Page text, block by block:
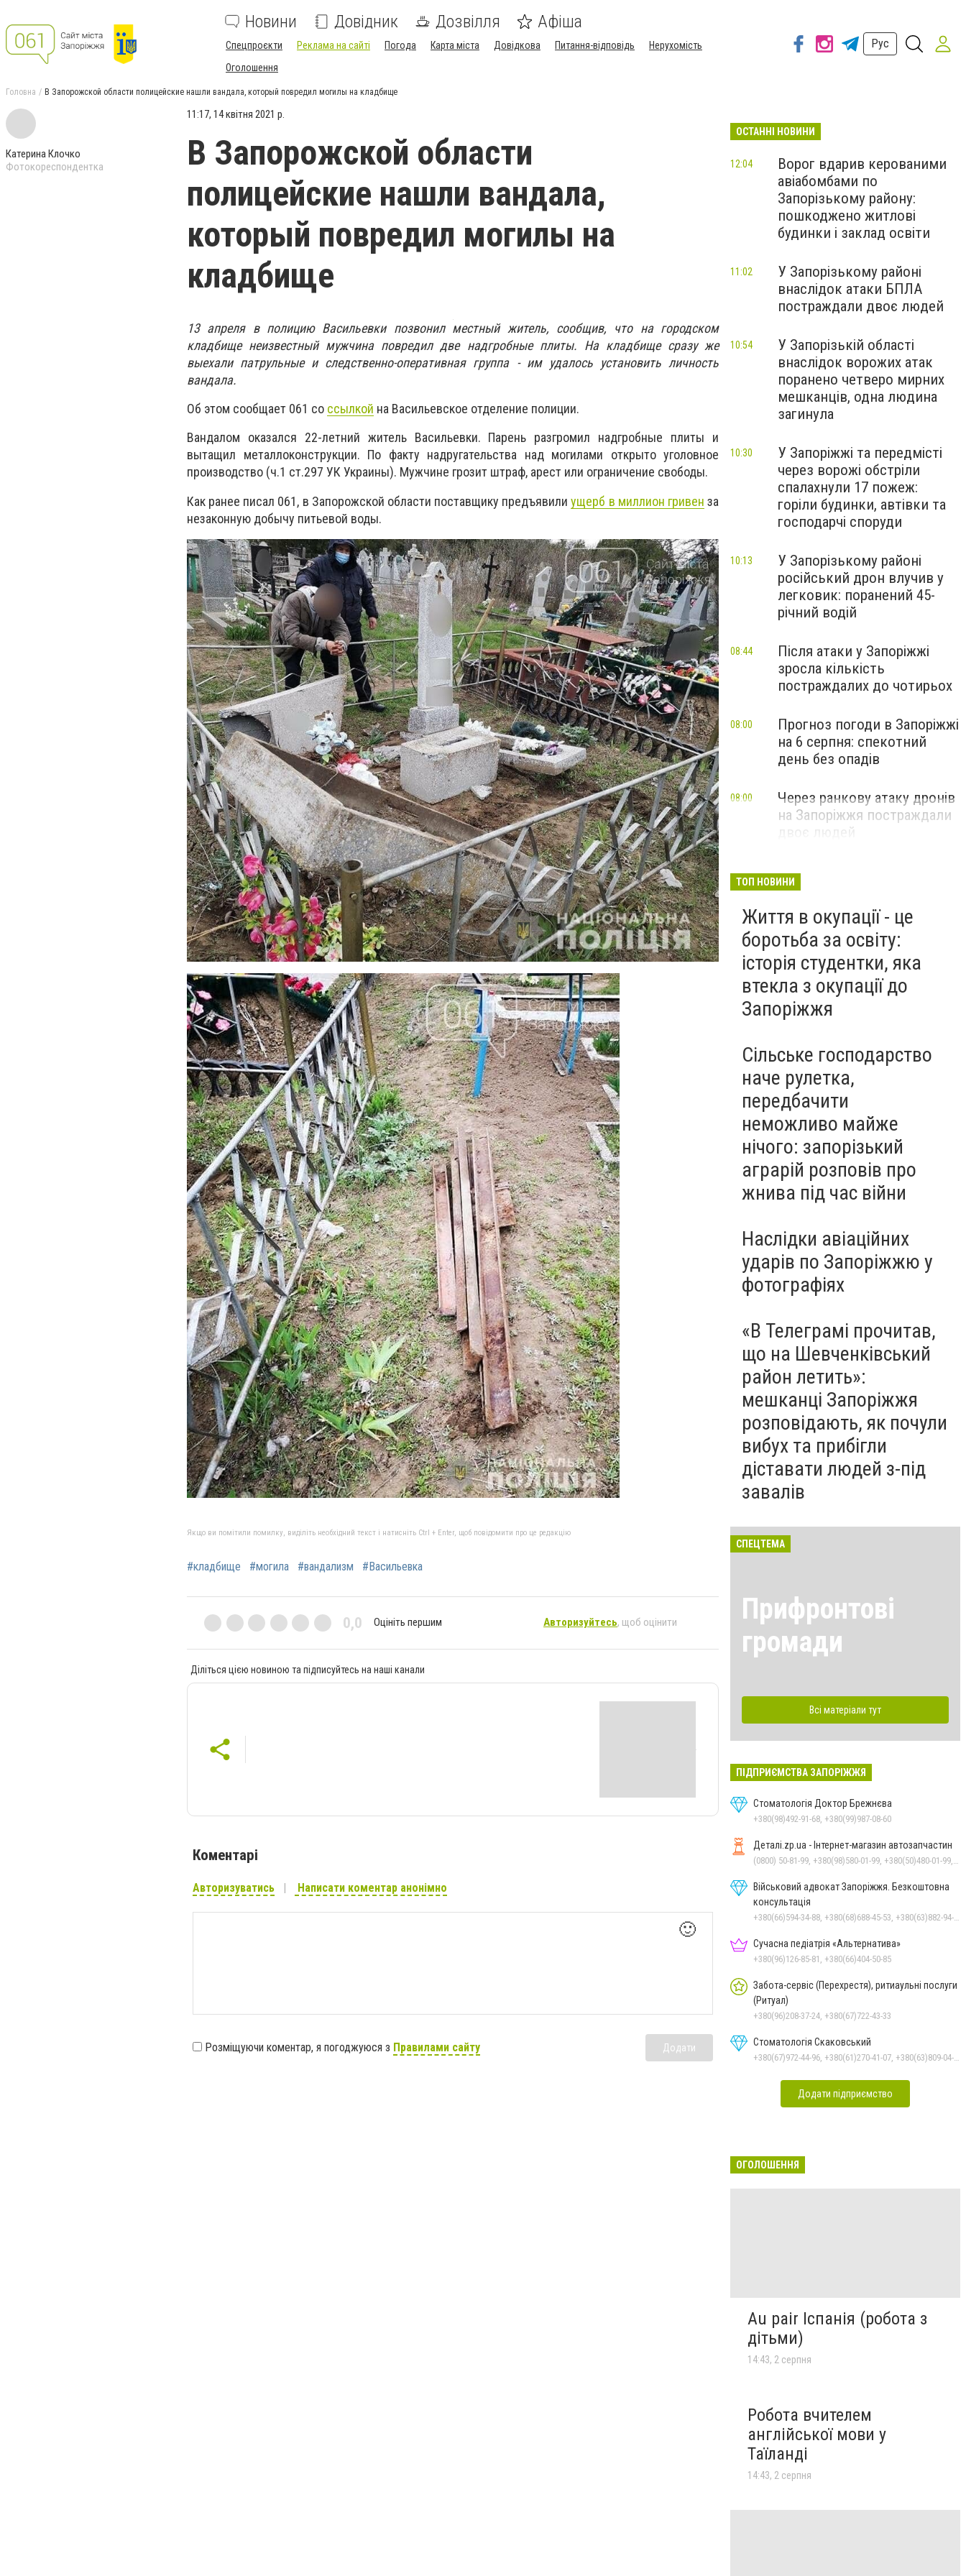
Новини Довідник Дозвілля Афіша
Спецпроєкти Реклама на сайті Погода Карта міста Довідкова Питання-відповідь
Нерухомість
Оголошення
Рус
Головна В Запорожской области полицейские нашли вандала, который повредил могилы на кладбище
Катерина Клочко
Фотокореспондентка
11:17, 14 квітня 2021 р.
В Запорожской области
полицейские нашли вандала,
который повредил могилы на
кладбище
13 апреля в полицию Васильевки позвонил местный житель, сообщив, что на городском
кладбище неизвестный мужчина повредил две надгробные плиты. На кладбище сразу же
выехали патрульные и следственно-оперативная группа - им удалось установить личность
вандала.
Об этом сообщает 061 со ссылкой на Васильевское отделение полиции.
Вандалом оказался 22-летний житель Васильевки. Парень разгромил надгробные плиты и
вытащил металлоконструкции. По факту надругательства над могилами открыто уголовное
производство (ч.1 ст.297 УК Украины). Мужчине грозит штраф, арест или ограничение свободы.
Как ранее писал 061, в Запорожской области поставщику предъявилиущерб в миллион гривен за
незаконную добычу питьевой воды.
Якщо ви помітили помилку, виділіть необхідний текст і натисніть Ctrl + Enter, щоб повідомити про це редакцію
#кладбище #могила #вандализм #Васильевка
0,0 Оцініть першим Авторизуйтесь, щоб оцінити
Діліться цією новиною та підписуйтесь на наші канали
Коментарі
Авторизуватись Написати коментар анонімно
🙂
Розміщуючи коментар, я погоджуюся з Правилами сайту Додати
ОСТАННІ НОВИНИ
Ворог вдарив керованими
авіабомбами по
Запорізькому району:
пошкоджено житлові
будинки і заклад освіти
12:04
У Запорізькому районі
внаслідок атаки БПЛА
постраждали двоє людей
11:02
У Запорізькій області
внаслідок ворожих атак
поранено четверо мирних
мешканців, одна людина
загинула
10:54
У Запоріжжі та передмісті
через ворожі обстріли
спалахнули 17 пожеж:
горіли будинки, автівки та
господарчі споруди
10:30
У Запорізькому районі
російський дрон влучив у
легковик: поранений 45-
річний водій
10:13
Після атаки у Запоріжжі
зросла кількість
постраждалих до чотирьох
08:44
Прогноз погоди в Запоріжжі
на 6 серпня: спекотний
день без опадів
08:00
Через ранкову атаку дронів
на Запоріжжя постраждали
двоє людей
08:00
ТОП НОВИНИ
Життя в окупації - це
боротьба за освіту:
історія студентки, яка
втекла з окупації до
Запоріжжя
Сільське господарство
наче рулетка,
передбачити
неможливо майже
нічого: запорізький
аграрій розповів про
жнива під час війни
Наслідки авіаційних
ударів по Запоріжжю у
фотографіях
«В Телеграмі прочитав,
що на Шевченківський
район летить»:
мешканці Запоріжжя
розповідають, як почули
вибух та прибігли
діставати людей з-під
завалів
СПЕЦТЕМА
Прифронтові
громади
Всі матеріали тут
ПІДПРИЄМСТВА ЗАПОРІЖЖЯ
Стоматологія Доктор Брежнєва
+380(98)492-91-68, +380(99)987-08-60
Деталі.zp.ua - Інтернет-магазин автозапчастин
Військовий адвокат Запоріжжя. Безкоштовна
консультація
Сучасна педіатрія «Альтернатива»
+380(96)126-85-81, +380(66)404-50-85
Забота-сервіс (Перехрестя), ритиаульні послуги
(Ритуал)
+380(96)208-37-24, +380(67)722-43-33
Стоматологія Скаковський
Додати підприємство
ОГОЛОШЕННЯ
Au pair Іспанія (робота з
дітьми)
14:43, 2 серпня
Робота вчителем
англійської мови у
Таїланді
14:43, 2 серпня